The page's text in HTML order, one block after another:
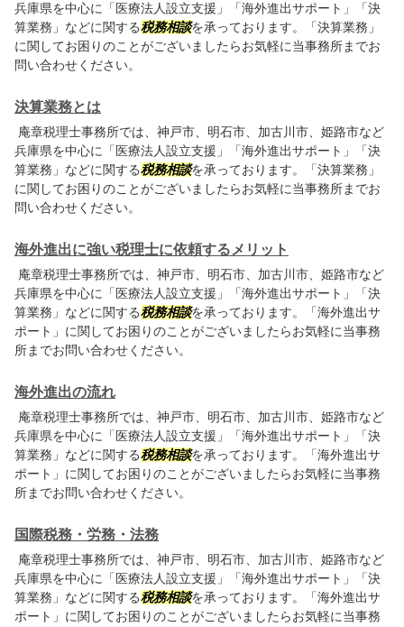
兵庫県を中心に「医療法人設立支援」「海外進出サポート」「決
算業務」などに関する税務相談を承っております。「決算業務」
に関してお困りのことがございましたらお気軽に当事務所までお
問い合わせください。
決算業務とは
庵章税理士事務所では、神戸市、明石市、加古川市、姫路市など
兵庫県を中心に「医療法人設立支援」「海外進出サポート」「決
算業務」などに関する税務相談を承っております。「決算業務」
に関してお困りのことがございましたらお気軽に当事務所までお
問い合わせください。
海外進出に強い税理士に依頼するメリット
庵章税理士事務所では、神戸市、明石市、加古川市、姫路市など
兵庫県を中心に「医療法人設立支援」「海外進出サポート」「決
算業務」などに関する税務相談を承っております。「海外進出サ
ポート」に関してお困りのことがございましたらお気軽に当事務
所までお問い合わせください。
海外進出の流れ
庵章税理士事務所では、神戸市、明石市、加古川市、姫路市など
兵庫県を中心に「医療法人設立支援」「海外進出サポート」「決
算業務」などに関する税務相談を承っております。「海外進出サ
ポート」に関してお困りのことがございましたらお気軽に当事務
所までお問い合わせください。
国際税務・労務・法務
庵章税理士事務所では、神戸市、明石市、加古川市、姫路市など
兵庫県を中心に「医療法人設立支援」「海外進出サポート」「決
算業務」などに関する税務相談を承っております。「海外進出サ
ポート」に関してお困りのことがございましたらお気軽に当事務